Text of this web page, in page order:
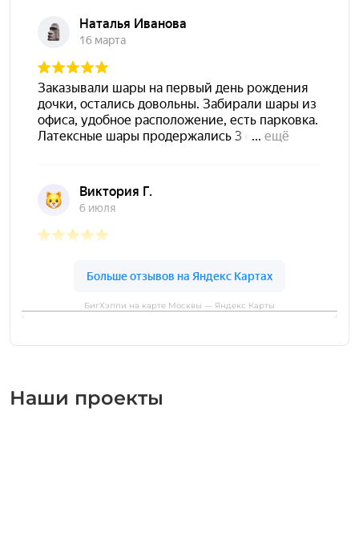
БигХэппи на карте Москвы — Яндекс Карты
Наши проекты